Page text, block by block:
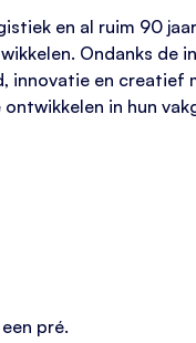
en al ruim 90
Ondanks
en creatief
in hun
pré.